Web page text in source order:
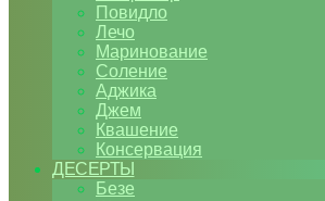
Повидло
Лечо
Маринование
Соление
Аджика
Джем
Квашение
Консервация
ДЕСЕРТЫ
Безе